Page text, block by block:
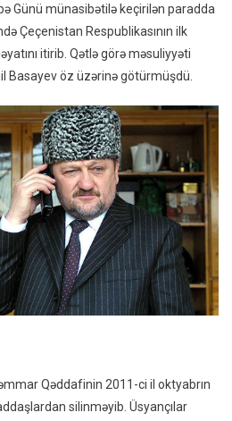
Günü münasibətilə keçirilən paradda
Çeçenistan Respublikasının ilk
itirib. Qətlə görə məsuliyyəti
Basayev öz üzərinə götürmüşdü.
Qəddafinin 2011-ci il oktyabrın
silinməyib. Üsyançılar